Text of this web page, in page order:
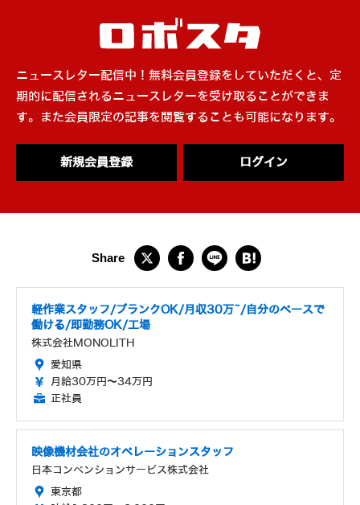
ニュースレター配信中！無料会員登録をしていただくと、定
期的に配信されるニュースレターを受け取ることができま
す。また会員限定の記事を閲覧することも可能になります。
新規会員登録 ログイン
軽作業スタッフ/ブランクOK/月収30万~/自分のペースで
働ける/即勤務OK/工場
株式会社MONOLITH
愛知県
月給30万円～34万円
正社員
映像機材会社のオペレーションスタッフ
日本コンベンションサービス株式会社
東京都